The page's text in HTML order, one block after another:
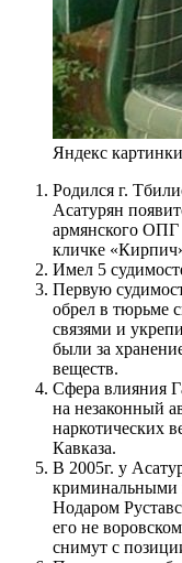
Яндекс картинки
Родился г.
Асатурян
армянского ОПГ
кличке
Имел 5
Первую
обрел в тюрьме
связями и
были за
веществ.
Сфера влияния
на незаконный
наркотических
Кавказа.
В 2005г. у
криминальными
Нодаром
его не
снимут с